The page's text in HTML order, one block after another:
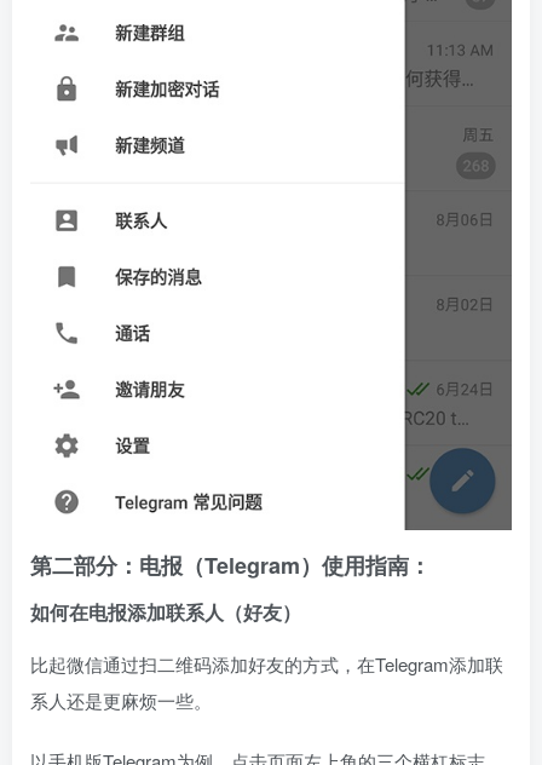
第二部分：电报（Telegram）使用指南：
如何在电报添加联系人（好友）
比起微信通过扫二维码添加好友的方式，在Telegram添加联
系人还是更麻烦一些。